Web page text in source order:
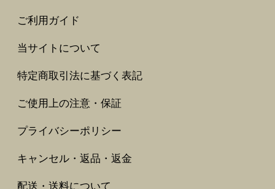
ご利用ガイド
当サイトについて
特定商取引法に基づく表記
ご使用上の注意・保証
プライバシーポリシー
キャンセル・返品・返金
配送・送料について